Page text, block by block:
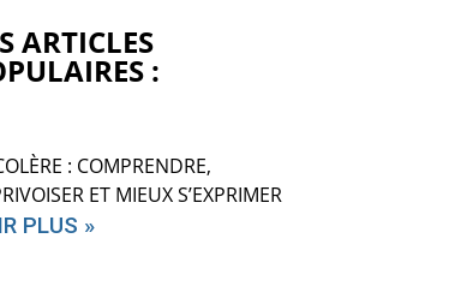
ARTICLES
:
: COMPRENDRE,
ET MIEUX S’EXPRIMER
PLUS »